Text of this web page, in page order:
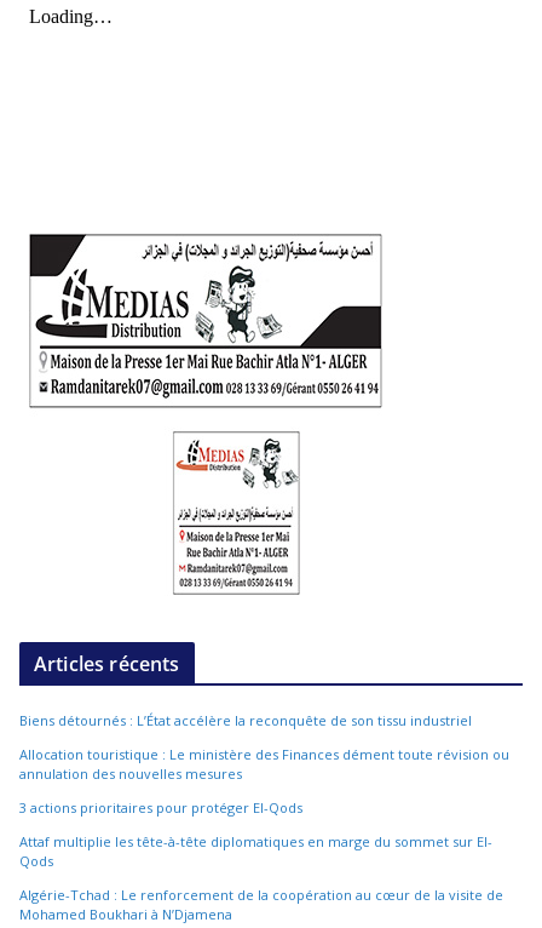
Articles récents
Biens détournés : L’État accélère la reconquête de son tissu industriel
Allocation touristique : Le ministère des Finances dément toute révision ou
annulation des nouvelles mesures
3 actions prioritaires pour protéger El-Qods
Attaf multiplie les tête-à-tête diplomatiques en marge du sommet sur El-
Qods
Algérie-Tchad : Le renforcement de la coopération au cœur de la visite de
Mohamed Boukhari à N’Djamena